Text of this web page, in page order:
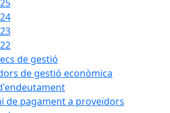
de gestió
de gestió econòmica
de pagament a proveïdors